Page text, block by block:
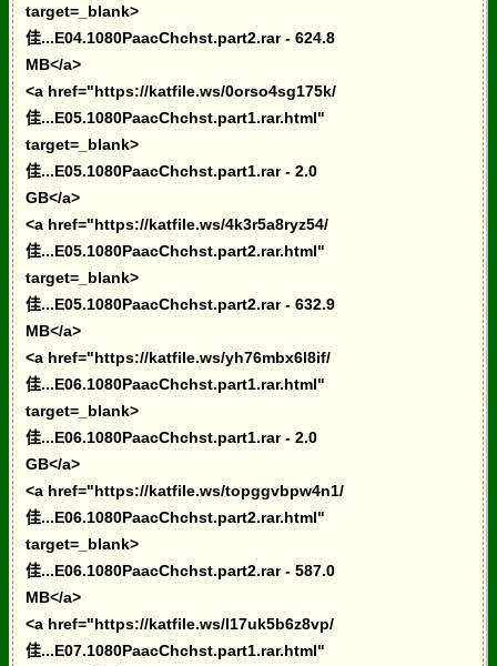
target=_blank>
佳...E04.1080PaacChchst.part2.rar - 624.8
MB</a>
<a href="https://katfile.ws/0orso4sg175k/
佳...E05.1080PaacChchst.part1.rar.html"
target=_blank>
佳...E05.1080PaacChchst.part1.rar - 2.0
GB</a>
<a href="https://katfile.ws/4k3r5a8ryz54/
佳...E05.1080PaacChchst.part2.rar.html"
target=_blank>
佳...E05.1080PaacChchst.part2.rar - 632.9
MB</a>
<a href="https://katfile.ws/yh76mbx6l8if/
佳...E06.1080PaacChchst.part1.rar.html"
target=_blank>
佳...E06.1080PaacChchst.part1.rar - 2.0
GB</a>
<a href="https://katfile.ws/topggvbpw4n1/
佳...E06.1080PaacChchst.part2.rar.html"
target=_blank>
佳...E06.1080PaacChchst.part2.rar - 587.0
MB</a>
<a href="https://katfile.ws/l17uk5b6z8vp/
佳...E07.1080PaacChchst.part1.rar.html"